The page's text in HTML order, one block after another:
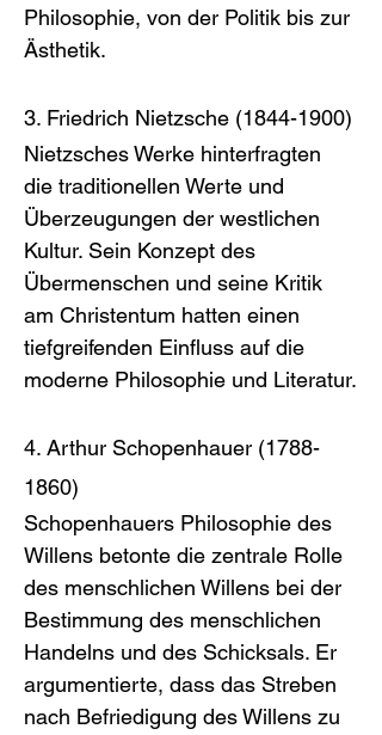
Philosophie, von der Politik bis zur
Ästhetik.
3. Friedrich Nietzsche (1844-1900)
Nietzsches Werke hinterfragten
die traditionellen Werte und
Überzeugungen der westlichen
Kultur. Sein Konzept des
Übermenschen und seine Kritik
am Christentum hatten einen
tiefgreifenden Einfluss auf die
moderne Philosophie und Literatur.
4. Arthur Schopenhauer (1788-
1860)
Schopenhauers Philosophie des
Willens betonte die zentrale Rolle
des menschlichen Willens bei der
Bestimmung des menschlichen
Handelns und des Schicksals. Er
argumentierte, dass das Streben
nach Befriedigung des Willens zu